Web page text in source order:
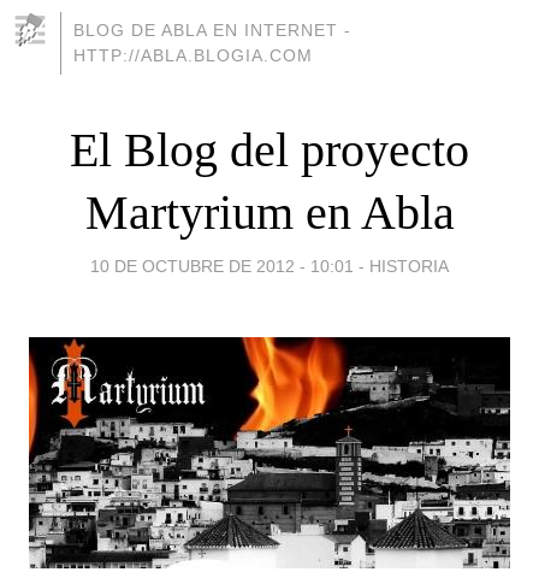
BLOG DE ABLA EN INTERNET -
HTTP://ABLA.BLOGIA.COM
El Blog del proyecto
Martyrium en Abla
10 DE OCTUBRE DE 2012 - 10:01 - HISTORIA